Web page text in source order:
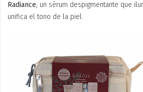
Radiance, un sérum despigmentante que
unifica el tono de la piel.